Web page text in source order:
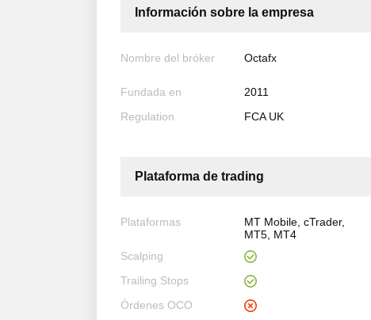
Información sobre la empresa
Nombre del bróker Octafx
Fundada en
2011
Regulation
FCA UK
Plataforma de trading
Plataformas
MT Mobile, cTrader,
MT5, MT4
Scalping
Trailing Stops
Órdenes OCO